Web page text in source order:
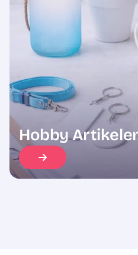
Hobby Artikelen